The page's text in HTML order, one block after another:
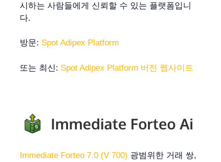
시하는 사람들에게 신뢰할 수 있는 플랫폼입니
다.
방문: Spot Adipex Platform
또는 최신: Spot Adipex Platform 버전 웹사이트
Immediate Forteo 7.0 (V 700) 광범위한 거래 쌍,